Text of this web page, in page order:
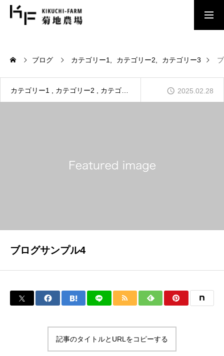
菊地農場の特徴
COMPANY
CONTACT
ブログ カテゴリー1 カテゴリー2 カテゴリー3
カテゴリー1 カテゴリー2 カテゴリー3 2025.02.28
ブログサンプル4
記事のタイトルとURLをコピーする